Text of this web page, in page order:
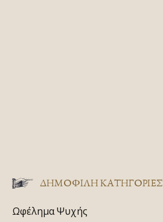
ΔΗΜΟΦΙΛΗ ΚΑΤΗΓΟΡΙΕΣ
Ωφέλημα Ψυχής